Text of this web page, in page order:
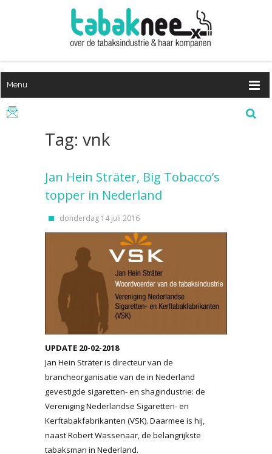
Menu
Tag: vnk
Jan Hein Sträter, Big Tobacco’s
topper in Nederland
donderdag 14 juli 2016
UPDATE 20-02-2018
Jan Hein Sträter is directeur van de
brancheorganisatie van de in Nederland
gevestigde sigaretten- en shagindustrie: de
Vereniging Nederlandse Sigaretten- en
Kerftabakfabrikanten (VSK). Daarmee is hij,
naast Robert Wassenaar, de belangrijkste
tabaksman in Nederland.